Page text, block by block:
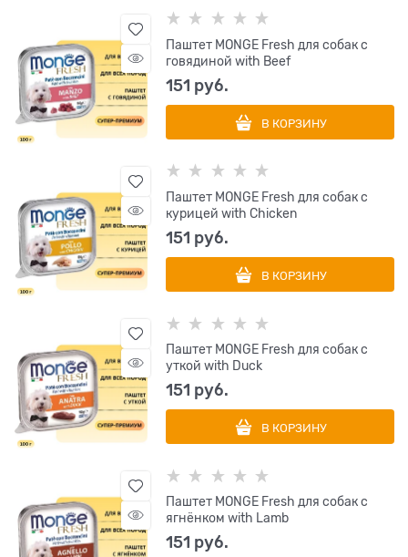
Паштет MONGE Fresh для собак с
говядиной with Beef
151 руб.
В КОРЗИНУ
Паштет MONGE Fresh для собак с
курицей with Chicken
151 руб.
В КОРЗИНУ
Паштет MONGE Fresh для собак с
уткой with Duck
151 руб.
В КОРЗИНУ
Паштет MONGE Fresh для собак с
ягнёнком with Lamb
151 руб.